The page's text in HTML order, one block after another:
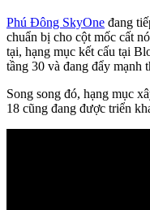
Phú Đông SkyOne đang
chuẩn bị cho cột mốc cất
tại, hạng mục kết cấu tại
tầng 30 và đang đẩy mạnh
Song song đó, hạng mục
18 cũng đang được triển